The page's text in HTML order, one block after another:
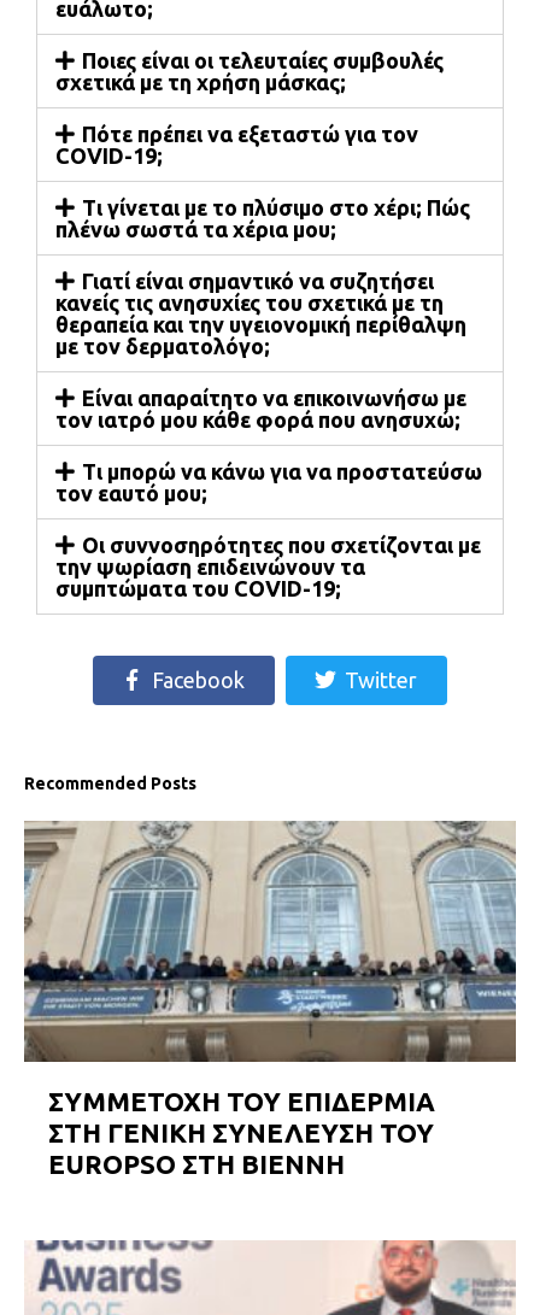
ευάλωτο;
Ποιες είναι οι τελευταίες συμβουλές
σχετικά με τη χρήση μάσκας;
Πότε πρέπει να εξεταστώ για τον
COVID-19;
Τι γίνεται με το πλύσιμο στο χέρι; Πώς
πλένω σωστά τα χέρια μου;
Γιατί είναι σημαντικό να συζητήσει
κανείς τις ανησυχίες του σχετικά με τη
θεραπεία και την υγειονομική περίθαλψη
με τον δερματολόγο;
Είναι απαραίτητο να επικοινωνήσω με
τον ιατρό μου κάθε φορά που ανησυχώ;
Τι μπορώ να κάνω για να προστατεύσω
τον εαυτό μου;
Οι συννοσηρότητες που σχετίζονται με
την ψωρίαση επιδεινώνουν τα
συμπτώματα του COVID-19;
Facebook Twitter
Recommended Posts
ΣΥΜΜΕΤΟΧΗ ΤΟΥ ΕΠΙΔΕΡΜΙΑ
ΣΤΗ ΓΕΝΙΚΗ ΣΥΝΕΛΕΥΣΗ ΤΟΥ
EUROPSO ΣΤΗ ΒΙΕΝΝΗ